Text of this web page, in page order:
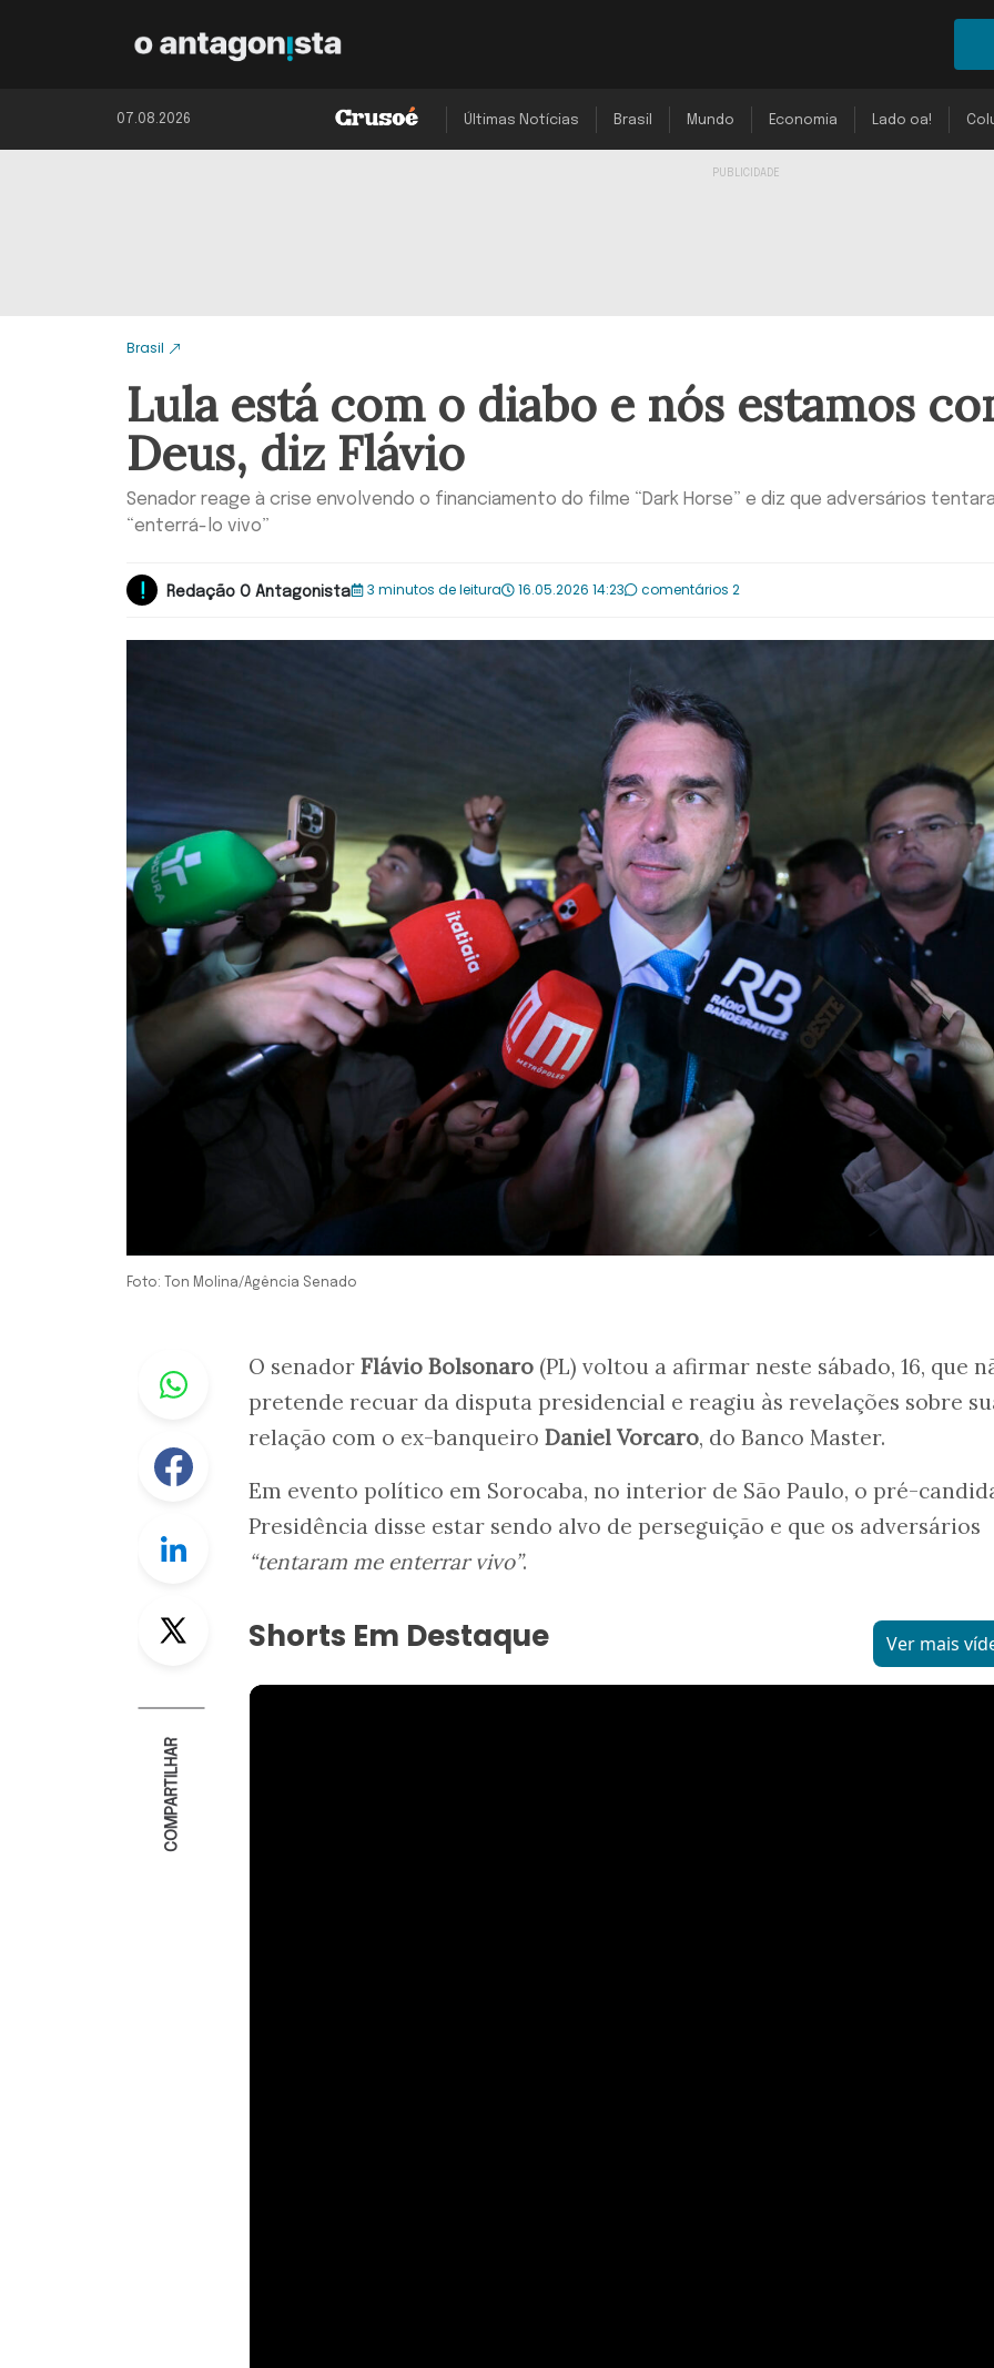
07.08.2026 Últimas Notícias Brasil Mundo Economia Lado oa!
Brasil
Lula está com o diabo e nós estamos
Deus, diz Flávio
Senador reage à crise envolvendo o financiamento do filme “Dark Horse” e diz que adversários
“enterrá-lo vivo”
Redação O Antagonista 3 minutos de leitura 16.05.2026 14:23 comentários 2
Foto: Ton Molina/Agência Senado
Whastapp
Facebook
Linkedin
COMPARTILHAR
O senador Flávio Bolsonaro (PL) voltou a afirmar neste sábado, 16, que
pretende recuar da disputa presidencial e reagiu às revelações sobre
relação com o ex-banqueiro Daniel Vorcaro, do Banco Master.
Em evento político em Sorocaba, no interior de São Paulo, o pré-
Presidência disse estar sendo alvo de perseguição e que os adversários
“tentaram me enterrar vivo”.
Shorts Em Destaque Ver mais